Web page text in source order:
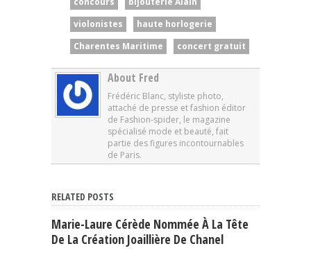
violonistes
haute horlogerie
Charentes Maritime
concert gratuit
About Fred
Frédéric Blanc, styliste photo,
attaché de presse et fashion éditor
de Fashion-spider, le magazine
spécialisé mode et beauté, fait
partie des figures incontournables
de Paris.
RELATED POSTS
Marie-Laure Cérède Nommée À La Tête
De La Création Joaillière De Chanel